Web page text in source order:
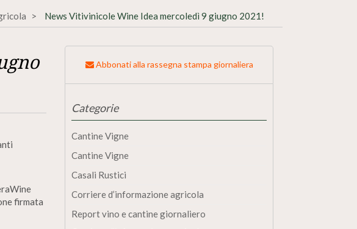
News Vitivinicole Wine Idea mercoledì 9 giugno 2021!
firmata
Abbonati alla rassegna stampa giornaliera
Categorie
Cantine Vigne
Cantine Vigne
Casali Rustici
Corriere d’informazione agricola
Report vino e cantine giornaliero